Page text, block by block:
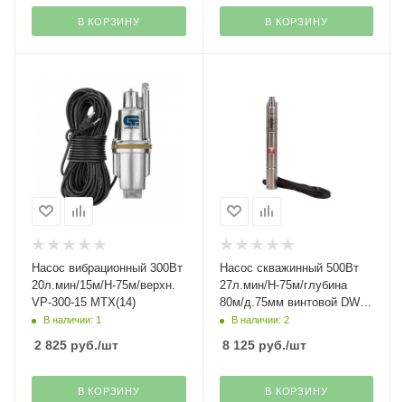
В КОРЗИНУ В КОРЗИНУ
Насос вибрационный 300Вт
20л.мин/15м/Н-75м/верхн.
VP-300-15 МТХ(14)
В наличии: 1
2 825 руб./шт
В КОРЗИНУ
Насос скважинный 500Вт
27л.мин/Н-75м/глубина
80м/д.75мм винтовой DWS-
3-75 Denzel(27)
В наличии: 2
8 125руб./шт
В КОРЗИНУ